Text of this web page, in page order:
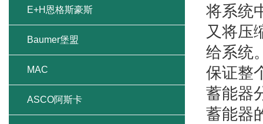
将系统
又将压
给系统
保证整
蓄能器
蓄能器
E+H恩格斯豪斯
Baumer堡盟
MAC
ASCO阿斯卡